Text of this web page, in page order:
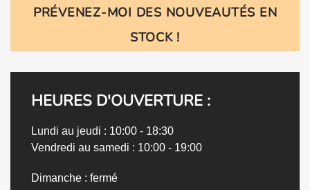
PRÉVENEZ-MOI DES NOUVEAUTÉS EN
STOCK !
HEURES D'OUVERTURE :
Lundi au jeudi : 10:00 - 18:30
Vendredi au samedi : 10:00 - 19:00
Dimanche : fermé